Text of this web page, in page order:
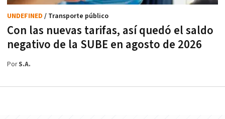
Con las nuevas tarifas, así quedó el saldo
negativo de la SUBE en agosto de 2026
UNDEFINED / Transporte público
PorS.A.